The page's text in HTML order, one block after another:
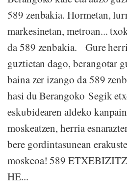
589 zenbakia. Hormetan,
markesinetan, metroan...
da 589 zenbakia. Gure
guztietan dago, berangotar
baina zer izango da 589
hasi du Berangoko Segik
eskubidearen aldeko
moskeatzen, herria
bere gordintasunean
moskeoa! 589
HE...